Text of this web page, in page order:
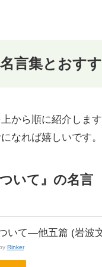
言集とおす
から順に紹介しま
なれば嬉しいです。
いて』の名言
いて―他五篇 (岩波
Rinker